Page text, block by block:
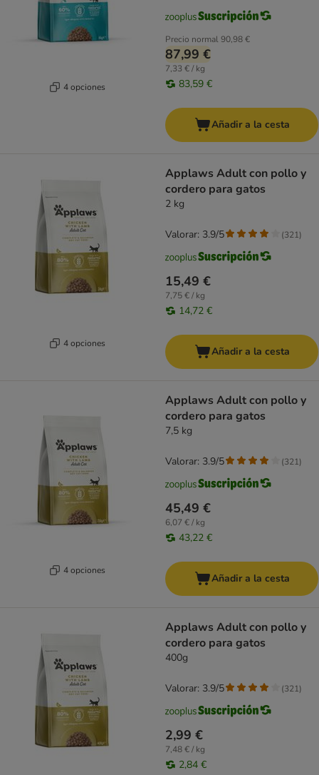
4 opciones
Precio normal90,98 €
87,99 €
7,33 € / kg
83,59 €
Añadir a la cesta
4 opciones
Applaws Adult con pollo y
cordero para gatos
2 kg
15,49 €
7,75 € / kg
14,72 €
Valorar: 3.9/5 (321)
Añadir a la cesta
4 opciones
Applaws Adult con pollo y
cordero para gatos
7,5 kg
45,49 €
6,07 € / kg
43,22 €
Valorar: 3.9/5 (321)
Añadir a la cesta
Applaws Adult con pollo y
cordero para gatos
400g
2,99 €
7,48 € / kg
2,84 €
Valorar: 3.9/5 (321)